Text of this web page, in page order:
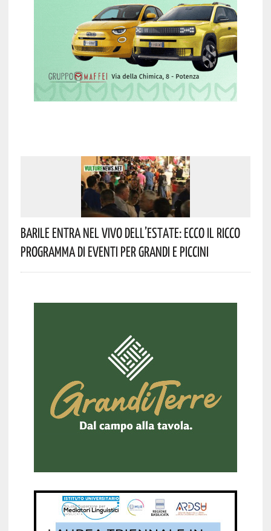
Barile Entra Nel Vivo Dell’estate: Ecco Il Ricco
Programma Di Eventi Per Grandi E Piccini